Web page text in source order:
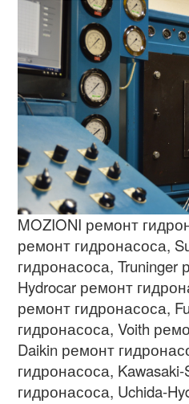
MOZIONI ремонт
ремонт гидронасоса,
гидронасоса, Truninger
Hydrocar ремонт
ремонт гидронасоса,
гидронасоса, Voith
Daikin ремонт
гидронасоса, Kawasaki-
гидронасоса, Uchida-